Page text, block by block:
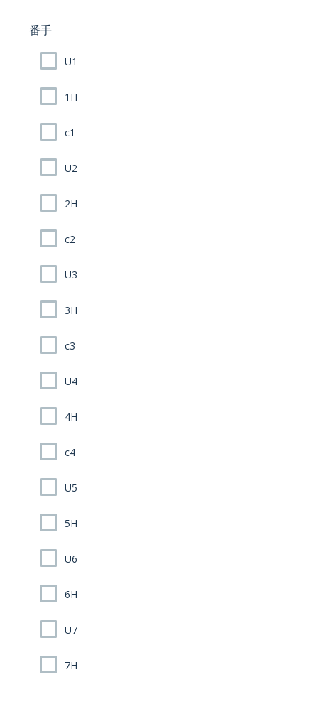
番手
U1
1H
c1
U2
2H
c2
U3
3H
c3
U4
4H
c4
U5
5H
U6
6H
U7
7H